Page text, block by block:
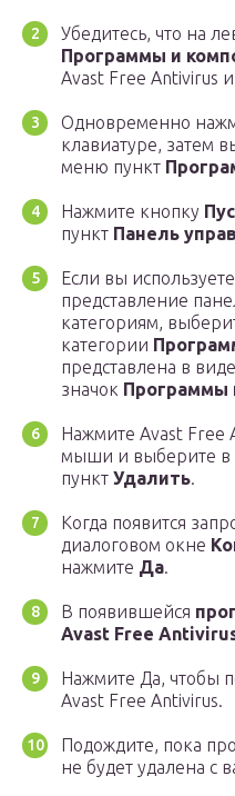
Убедитесь, что на
Программы и
Avast Free Antivirus
Одновременно
клавиатуре, затем
меню пункт
Нажмите кнопку
пункт Панель
Если вы
представление
категориям,
категории
представлена в
значок Программы
Нажмите Avast Free
мыши и выберите
пункт Удалить.
Когда появится
диалоговом окне
нажмите Да.
В появившейся
Avast Free
Нажмите Да, чтобы
Avast Free Antivirus.
Подождите, пока
не будет удалена с